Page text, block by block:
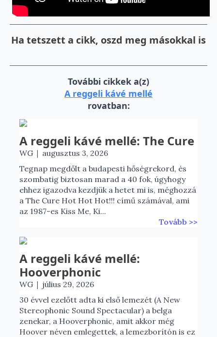
Ha tetszett a cikk, oszd meg másokkal is
További cikkek a(z)
A reggeli kávé mellé
rovatban:
A reggeli kávé mellé: The Cure
WG | augusztus 3, 2026
Tegnap megdőlt a budapesti hőségrekord, és
szombatig biztosan marad a 40 fok, úgyhogy
ehhez igazodva kezdjük a hetet mi is, méghozzá
a The Cure Hot Hot Hot!!! című számával, ami
az 1987-es Kiss Me, Ki...
Tovább >>
A reggeli kávé mellé:
Hooverphonic
WG | július 29, 2026
30 évvel ezelőtt adta ki első lemezét (A New
Stereophonic Sound Spectacular) a belga
zenekar, a Hooverphonic, amit akkor még
Hoover néven emlegettek, a lemezborítón is ez